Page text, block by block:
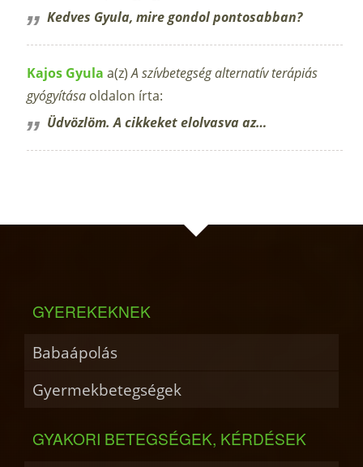
Kedves Gyula, mire gondol pontosabban?
Kajos Gyula a(z)A szívbetegség alternatív terápiás
gyógyítása oldalon írta:
Üdvözlöm. A cikkeket elolvasva az…
GYEREKEKNEK
Babaápolás
Gyermekbetegségek
GYAKORI BETEGSÉGEK, KÉRDÉSEK